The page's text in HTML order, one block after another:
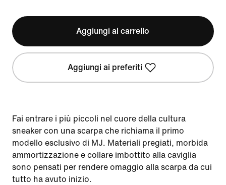
Aggiungi al carrello
Aggiungi ai preferiti
Fai entrare i più piccoli nel cuore della cultura
sneaker con una scarpa che richiama il primo
modello esclusivo di MJ. Materiali pregiati, morbida
ammortizzazione e collare imbottito alla caviglia
sono pensati per rendere omaggio alla scarpa da cui
tutto ha avuto inizio.